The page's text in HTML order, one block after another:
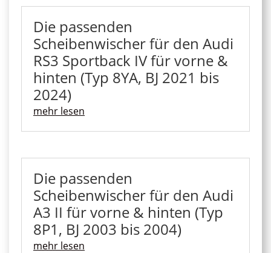
Die passenden
Scheibenwischer für den Audi
RS3 Sportback IV für vorne &
hinten (Typ 8YA, BJ 2021 bis
2024)
mehr lesen
Die passenden
Scheibenwischer für den Audi
A3 II für vorne & hinten (Typ
8P1, BJ 2003 bis 2004)
mehr lesen